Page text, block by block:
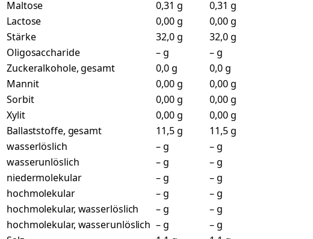
Maltose
0,31 g
0,31 g
Lactose
0,00 g
0,00 g
Stärke
32,0 g
32,0 g
Oligosaccharide
– g
– g
Zuckeralkohole, gesamt
0,0 g
0,0 g
Mannit
0,00 g
0,00 g
Sorbit
0,00 g
0,00 g
Xylit
0,00 g
0,00 g
Ballaststoffe, gesamt
11,5 g
11,5 g
wasserlöslich
– g
– g
wasserunlöslich
– g
– g
niedermolekular
– g
– g
hochmolekular
– g
– g
hochmolekular, wasserlöslich
– g
– g
hochmolekular, wasserunlöslich – g
– g